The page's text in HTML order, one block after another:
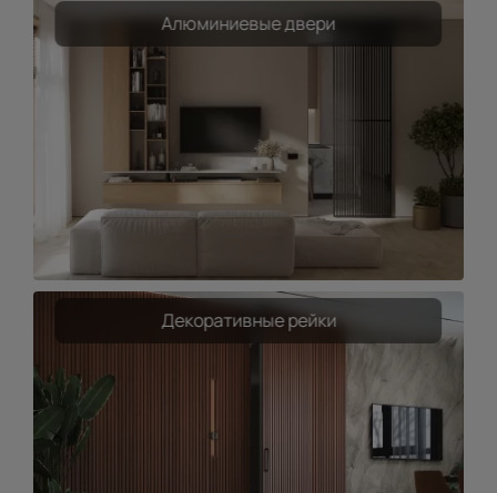
Алюминиевые двери
Декоративные рейки